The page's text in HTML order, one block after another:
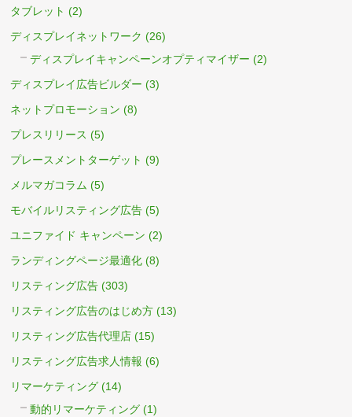
タブレット (2)
ディスプレイネットワーク (26)
ディスプレイキャンペーンオプティマイザー (2)
ディスプレイ広告ビルダー (3)
ネットプロモーション (8)
プレスリリース (5)
プレースメントターゲット (9)
メルマガコラム (5)
モバイルリスティング広告 (5)
ユニファイド キャンペーン (2)
ランディングページ最適化 (8)
リスティング広告 (303)
リスティング広告のはじめ方 (13)
リスティング広告代理店 (15)
リスティング広告求人情報 (6)
リマーケティング (14)
動的リマーケティング (1)